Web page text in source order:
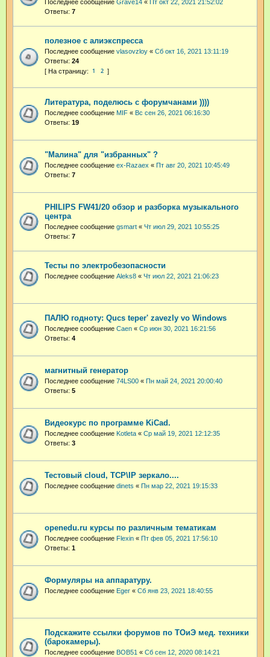
Последнее сообщение Grave14 «
Пт окт 22, 2021 21:52:02
Ответы: 7
полезное с алиэкспресса
Последнее сообщение vlasovzloy « Сб окт 16, 2021 13:11:19
Ответы: 24
1 2
Литература, поделюсь с форумчанами ))))
Последнее сообщение MIF « Вс сен 26, 2021 06:16:30
Ответы: 19
"Малина" для "избранных" ?
Последнее сообщение ex-Razaex « Пт авг 20, 2021 10:45:49
Ответы: 7
PHILIPS FW41/20 обзор и разборка музыкального
центра
Последнее сообщение gsmart « Чт июл 29, 2021 10:55:25
Ответы: 7
Тесты по электробезопасности
Последнее сообщение Aleks8 « Чт июл 22, 2021 21:06:23
ПАЛЮ годноту: Qucs teper' zavezly vo Windows
Последнее сообщение Caen « Ср июн 30, 2021 16:21:56
Ответы: 4
магнитный генератор
Последнее сообщение 74LS00 « Пн май 24, 2021 20:00:40
Ответы: 5
Видеокурс по программе KiCad.
Последнее сообщение Kotleta « Ср май 19, 2021 12:12:35
Ответы: 3
Тестовый cloud, TCP\IP зеркало....
Последнее сообщение dinets « Пн мар 22, 2021 19:15:33
openedu.ru курсы по различным тематикам
Последнее сообщение Flexin « Пт фев 05, 2021 17:56:10
Ответы: 1
Формуляры на аппаратуру.
Последнее сообщение Eger « Сб янв 23, 2021 18:40:55
Подскажите ссылки форумов по ТОиЭ мед. техники
(барокамеры).
Последнее сообщение BOB51 « Сб сен 12, 2020 08:14:21